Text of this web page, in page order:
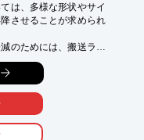
は、多様な形状やサイ
させることが求められ
のためには、搬送ライ
、エアーの供給により
導入できるため、廃棄